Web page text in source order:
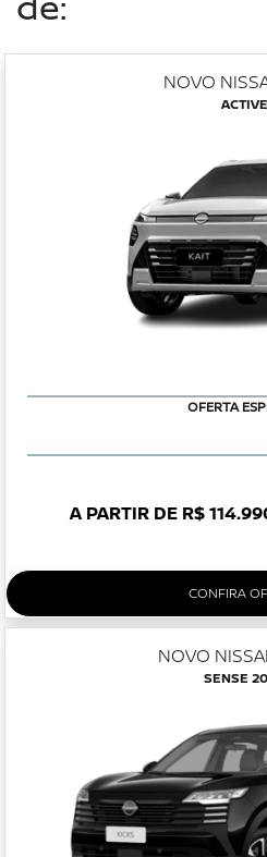
NOVO
ACTIVE
OFERTA
A PARTIR DE R$
CONFIRA
NOVO
SENSE